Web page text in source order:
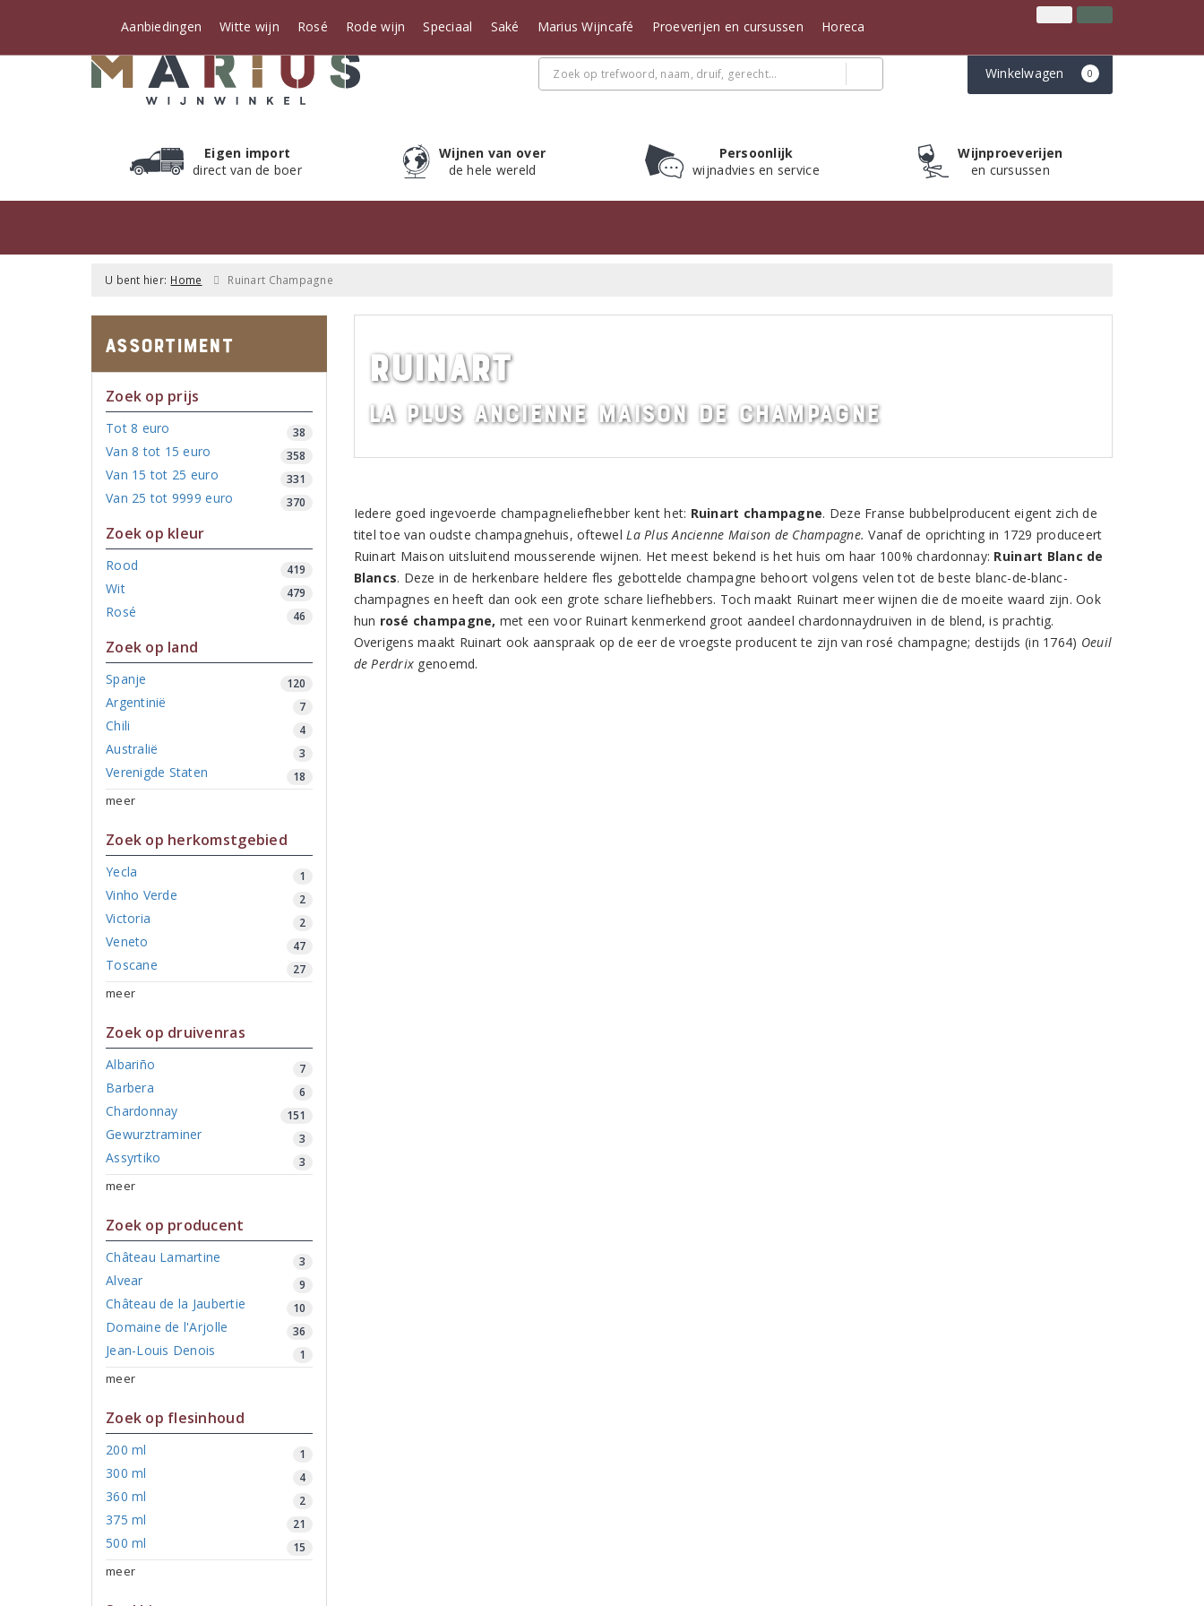
Klantenservice
Winkelwagen 0
Eigen import
direct van de boer
Wijnen van over
de hele wereld
Persoonlijk
wijnadvies en service
Wijnproeverijen
en cursussen
Aanbiedingen Witte wijn Rosé Rode wijn Speciaal Saké Marius Wijncafé Proeverijen en cursussen Horeca
U bent hier: Home Ruinart Champagne
Assortiment
Zoek op prijs
Tot 8 euro 38
Van 8 tot 15 euro 358
Van 15 tot 25 euro 331
Van 25 tot 9999 euro 370
Zoek op kleur
Rood 419
Wit 479
Rosé 46
Zoek op land
Spanje 120
Argentinië 7
Chili 4
Australië 3
Verenigde Staten 18
meer
Zoek op herkomstgebied
Yecla 1
Vinho Verde 2
Victoria 2
Veneto 47
Toscane 27
meer
Zoek op druivenras
Albariño 7
Barbera 6
Chardonnay 151
Gewurztraminer 3
Assyrtiko 3
meer
Zoek op producent
Château Lamartine 3
Alvear 9
Château de la Jaubertie 10
Domaine de l'Arjolle 36
Jean-Louis Denois 1
meer
Zoek op flesinhoud
200 ml 1
300 ml 4
360 ml 2
375 ml 21
500 ml 15
meer
Ruinart
La Plus Ancienne Maison de Champagne
Iedere goed ingevoerde champagneliefhebber kent het: Ruinart champagne. Deze Franse bubbelproducent eigent zich de
titel toe van oudste champagnehuis, oftewelLa Plus Ancienne Maison de Champagne. Vanaf de oprichting in 1729 produceert
Ruinart Maison uitsluitend mousserende wijnen. Het meest bekend is het huis om haar 100% chardonnay: Ruinart Blanc de
Blancs. Deze in de herkenbare heldere fles gebottelde champagne behoort volgens velen tot de beste blanc-de-blanc-
champagnes en heeft dan ook een grote schare liefhebbers. Toch maakt Ruinart meer wijnen die de moeite waard zijn. Ook
hun rosé champagne, met een voor Ruinart kenmerkend groot aandeel chardonnaydruiven in de blend, is prachtig.
Overigens maakt Ruinart ook aanspraak op de eer de vroegste producent te zijn van rosé champagne; destijds (in 1764) Oeuil
de Perdrix genoemd.